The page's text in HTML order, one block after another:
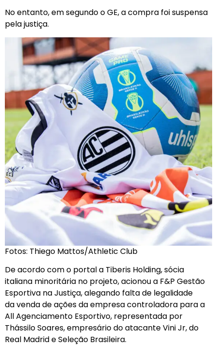
No entanto, em segundo o GE, a compra foi suspensa
pela justiça.
Fotos: Thiego Mattos/Athletic Club
De acordo com o portal a Tiberis Holding, sócia
italiana minoritária no projeto, acionou a F&P Gestão
Esportiva na Justiça, alegando falta de legalidade
da venda de ações da empresa controladora para a
All Agenciamento Esportivo, representada por
Thássilo Soares, empresário do atacante Vini Jr, do
Real Madrid e Seleção Brasileira.